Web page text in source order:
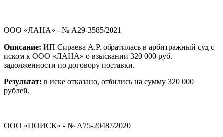
ООО «ЛАНА» - № А29-3585/2021
Описание: ИП Сираева А.Р. обратилась в арбитражный суд с
иском к ООО «ЛАНА» о взыскании 320 000 руб.
задолженности по договору поставки.
Результат: в иске отказано, отбились на сумму 320 000
рублей.
ООО «ПОИСК» - № А75-20487/2020